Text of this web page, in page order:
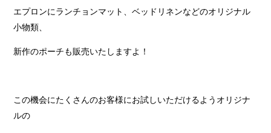
エプロンにランチョンマット、ベッドリネンなどのオリジナル
小物類、
新作のポーチも販売いたしますよ！
この機会にたくさんのお客様にお試しいただけるようオリジナ
ルの